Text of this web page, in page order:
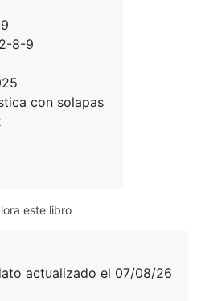
8-9
con solapas
este libro
actualizado el 07/08/26